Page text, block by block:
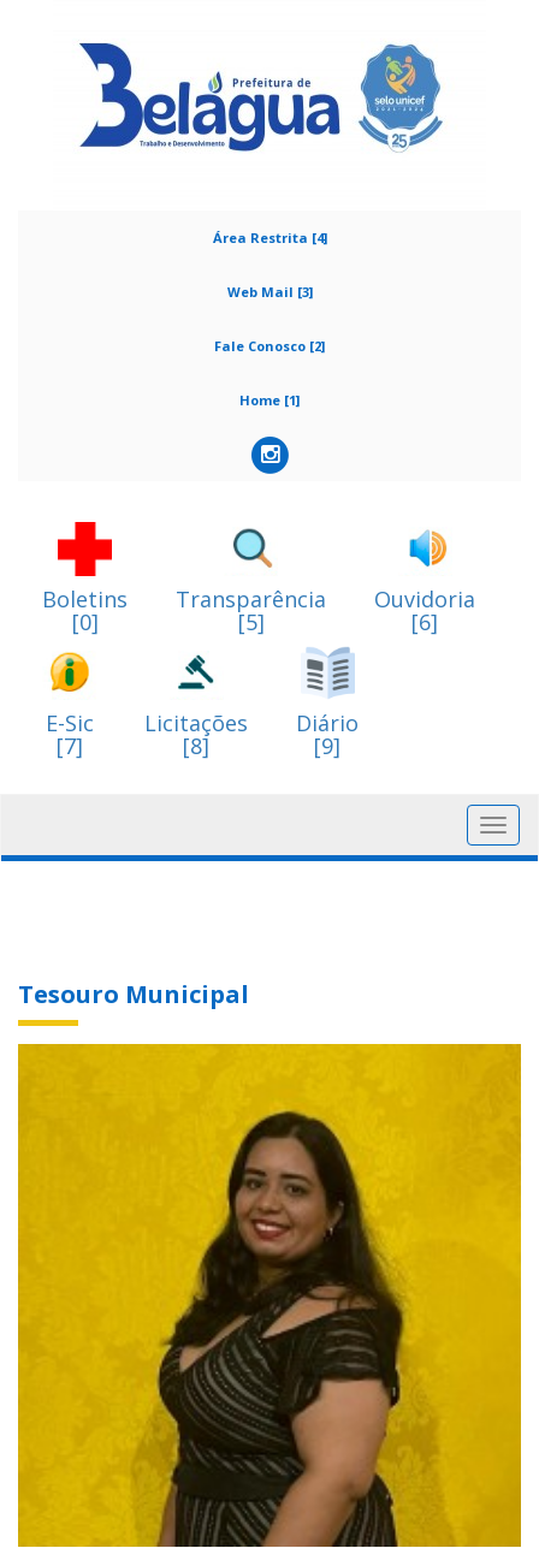
Área Restrita [4]
Web Mail [3]
Fale Conosco [2]
Home [1]
Boletins
[0]
Transparência
[5]
Ouvidoria
[6]
E-Sic
[7]
Licitações
[8]
Diário
[9]
Tesouro Municipal